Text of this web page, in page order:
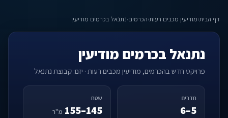
דף הבית›מודיעין מכבים רעות›הכרמים›נתנאל בכרמים מודיעין
נתנאל בכרמים מודיעין
פרויקט חדש בהכרמים, מודיעין מכבים רעות · יזם: קבוצת נתנאל
חדרים
5–6
שטח
145–155 מ"ר